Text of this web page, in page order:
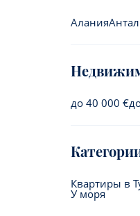
Алания
до 40 000 €
Квартиры в
У моря